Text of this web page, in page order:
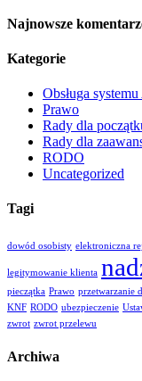
Najnowsze
Kategorie
Obsługa
Prawo
Rady dla
Rady dla
RODO
Uncategorized
Tagi
dowód osobisty elektroniczna
legitymowanie klienta
pieczątka Prawo przetwarzanie
KNF RODO ubezpieczenie
zwrot zwrot przelewu
Archiwa